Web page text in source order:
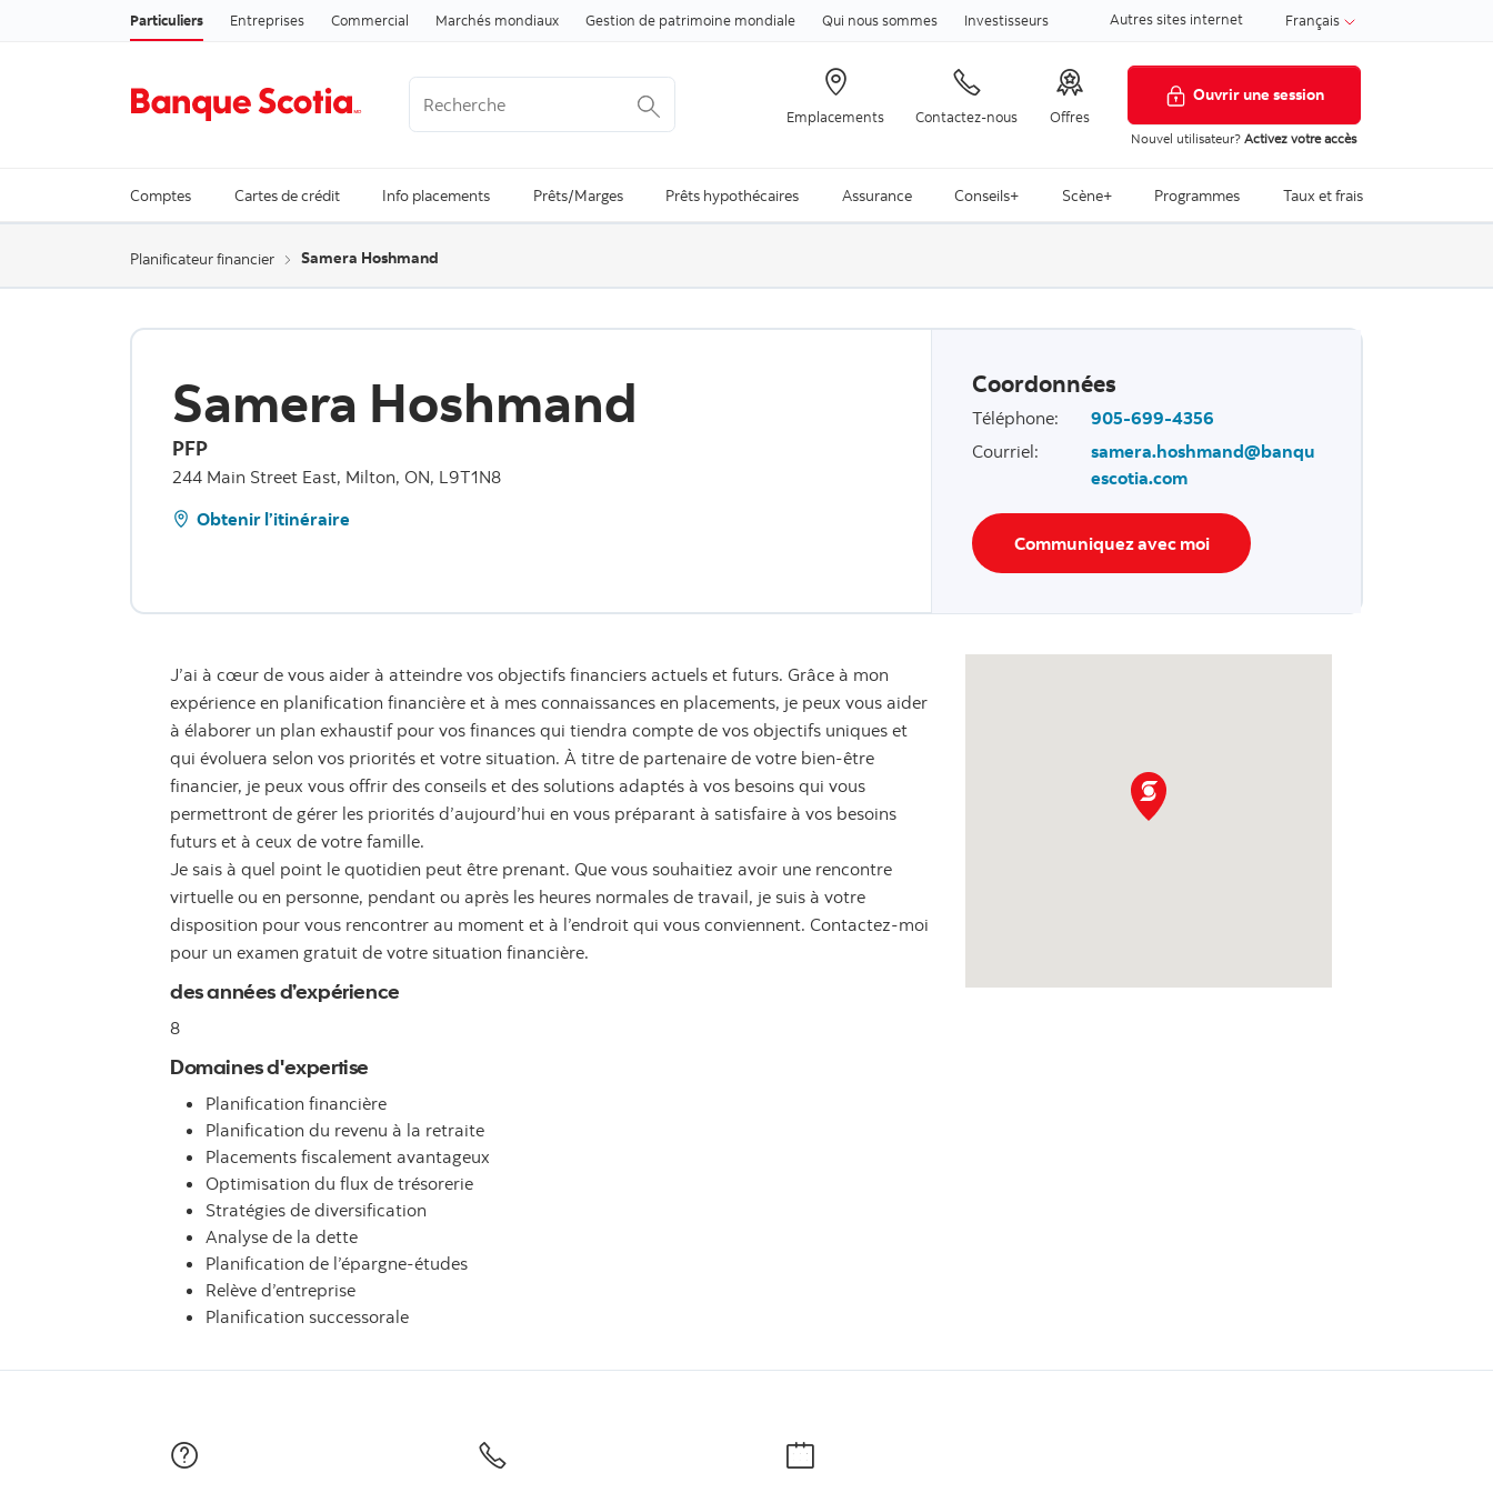
Passer au contenu
Particuliers Entreprises Commercial Marchés mondiaux Gestion de patrimoine mondiale Qui nous sommes Investisseurs Autres sites internet Français
Emplacements Contactez-nous Offres
Ouvrir une session
Nouvel utilisateur?Activez votre accès
Comptes Cartes de crédit Info placements Prêts/Marges Prêts hypothécaires Assurance Conseils+ Scène+ Programmes Taux et frais
Planificateur financier Samera Hoshmand
Samera Hoshmand
PFP
244 Main Street East, Milton, ON, L9T1N8
Obtenir l’itinéraire
Coordonnées
Téléphone:
905-699-4356
Courriel:
samera.hoshmand@banqu
escotia.com
Communiquez avec moi
J’ai à cœur de vous aider à atteindre vos objectifs financiers actuels et futurs. Grâce à mon
expérience en planification financière et à mes connaissances en placements, je peux vous aider
à élaborer un plan exhaustif pour vos finances qui tiendra compte de vos objectifs uniques et
qui évoluera selon vos priorités et votre situation. À titre de partenaire de votre bien-être
financier, je peux vous offrir des conseils et des solutions adaptés à vos besoins qui vous
permettront de gérer les priorités d’aujourd’hui en vous préparant à satisfaire à vos besoins
futurs et à ceux de votre famille.
Je sais à quel point le quotidien peut être prenant. Que vous souhaitiez avoir une rencontre
virtuelle ou en personne, pendant ou après les heures normales de travail, je suis à votre
disposition pour vous rencontrer au moment et à l’endroit qui vous conviennent. Contactez-moi
pour un examen gratuit de votre situation financière.
des années d’expérience
8
Domaines d'expertise
Planification financière
Planification du revenu à la retraite
Placements fiscalement avantageux
Optimisation du flux de trésorerie
Stratégies de diversification
Analyse de la dette
Planification de l’épargne-études
Relève d’entreprise
Planification successorale